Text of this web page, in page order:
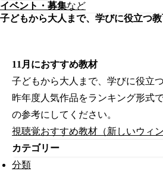
イベント・募集など
子どもから大人まで、学びに役立つ
11月におすすめ教材
子どもから大人まで、学びに役立
昨年度人気作品をランキング形式
の参考にしてください。
視聴覚おすすめ教材（新しいウィ
カテゴリー
分類